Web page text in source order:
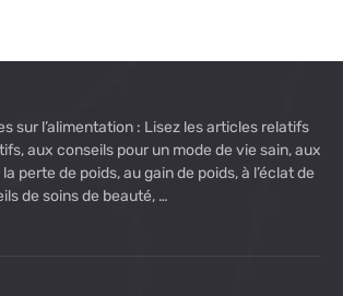
sur l’alimentation : Lisez les articles relatifs
aux conseils pour un mode de vie sain, aux
perte de poids, au gain de poids, à l’éclat de
de soins de beauté, …